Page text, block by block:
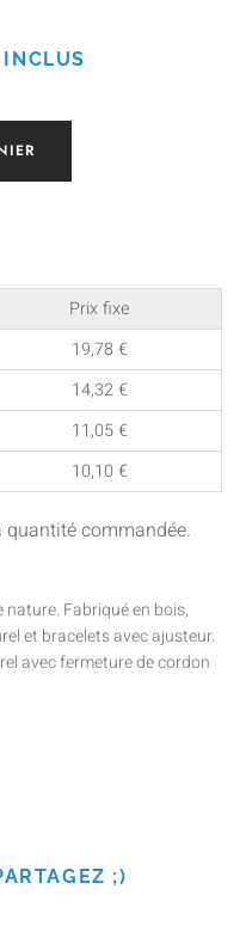
Prix fixe
19,78€
14,32€
11,05€
10,10€
commandée.
nature. Fabriqué en bois,
et bracelets avec ajusteur.
avec fermeture de cordon
;)